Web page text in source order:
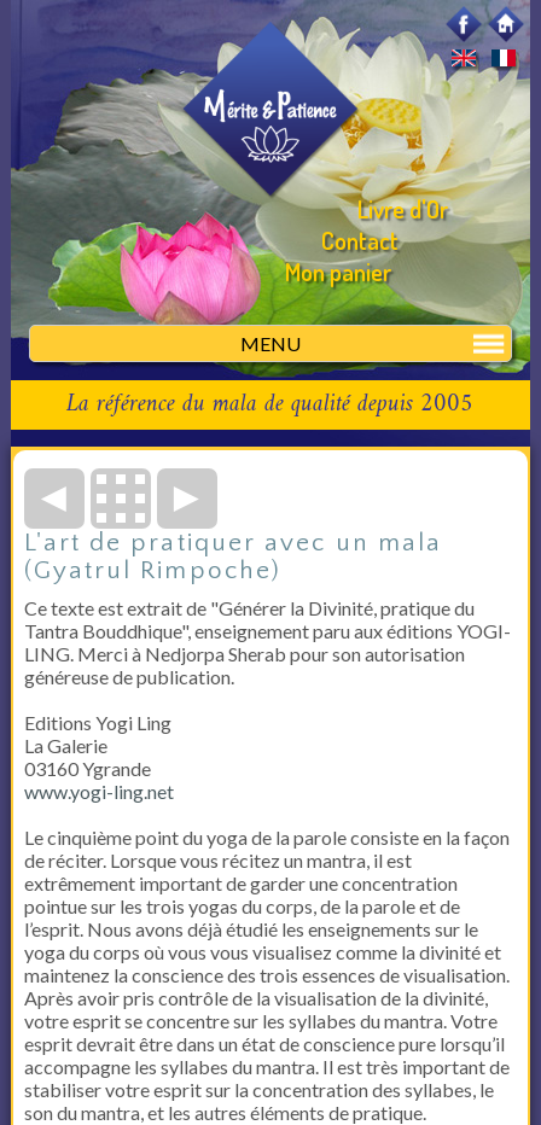
MENU
Livre d'Or
Contact
Mon panier
La référence du mala de qualité depuis 2005
◄ ►
L'art de pratiquer avec un mala
(Gyatrul Rimpoche)
Ce texte est extrait de "Générer la Divinité, pratique du
Tantra Bouddhique", enseignement paru aux éditions YOGI-
LING. Merci à Nedjorpa Sherab pour son autorisation
généreuse de publication.
Editions Yogi Ling
La Galerie
03160 Ygrande
www.yogi-ling.net
Le cinquième point du yoga de la parole consiste en la façon
de réciter. Lorsque vous récitez un mantra, il est
extrêmement important de garder une concentration
pointue sur les trois yogas du corps, de la parole et de
l’esprit. Nous avons déjà étudié les enseignements sur le
yoga du corps où vous vous visualisez comme la divinité et
maintenez la conscience des trois essences de visualisation.
Après avoir pris contrôle de la visualisation de la divinité,
votre esprit se concentre sur les syllabes du mantra. Votre
esprit devrait être dans un état de conscience pure lorsqu’il
accompagne les syllabes du mantra. Il est très important de
stabiliser votre esprit sur la concentration des syllabes, le
son du mantra, et les autres éléments de pratique.